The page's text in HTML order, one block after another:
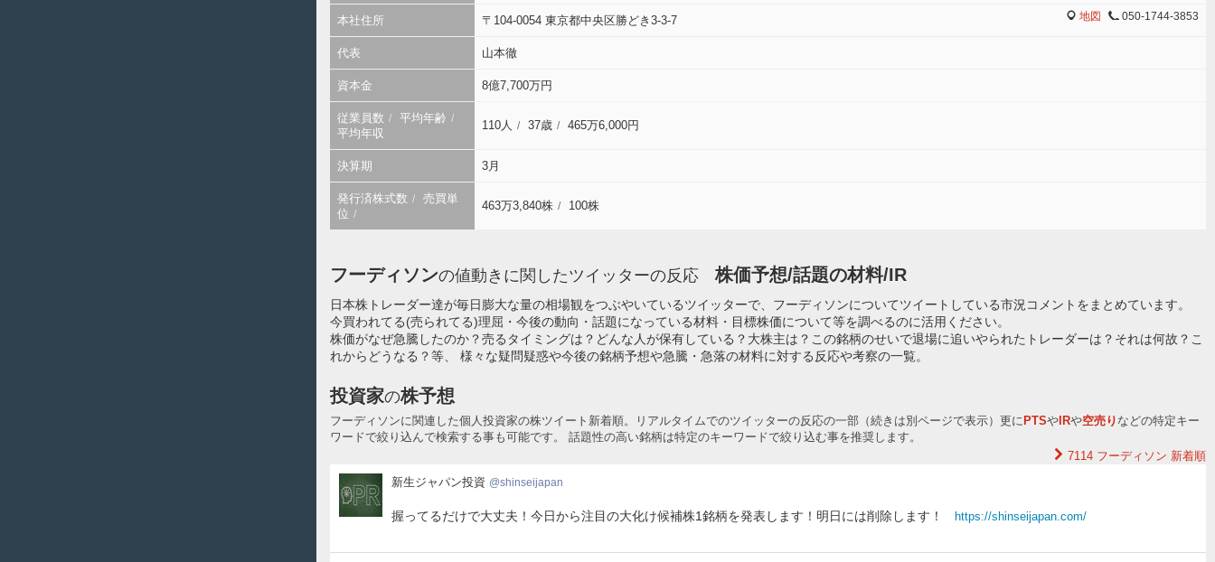
本社住所 〒104-0054 東京都中央区勝どき3-3-7 MAP
地図 TEL
050-1744-3853
代表 山本徹
資本金 8億7,700万円
従業員数
平均年齢
平均年収
110人 37歳 465万6,000円
決算期 3月
発行済株式数
売買単
位
463万3,840株 100株
フーディソンの値動きに関したツイッターの反応 株価予想/話題の材料/IR
日本株トレーダー達が毎日膨大な量の相場観をつぶやいているツイッターで、フーディソンについてツイートしている市況コメントをまとめています。
今買われてる(売られてる)理屈・今後の動向・話題になっている材料・目標株価について等を調べるのに活用ください。
株価がなぜ急騰したのか？売るタイミングは？どんな人が保有している？大株主は？この銘柄のせいで退場に追いやられたトレーダーは？それは何故？こ
れからどうなる？等、 様々な疑問疑惑や今後の銘柄予想や急騰・急落の材料に対する反応や考察の一覧。
投資家の株予想
フーディソンに関連した個人投資家の株ツイート新着順。リアルタイムでのツイッターの反応の一部（続きは別ページで表示）更に PTSや IRや空売り などの特定キー
ワードで絞り込んで検索する事も可能です。 話題性の高い銘柄は特定のキーワードで絞り込む事を推奨します。
7114 フーディソン 新着順
新
ジ
新生ジャパン投資 shinseijapan
握ってるだけで大丈夫！今日から注目の大化け候補株1銘柄を発表します！明日には削除します！ https://shinseijapan.com/